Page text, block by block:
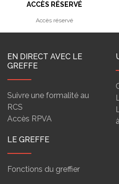
ACCÈS RÉSERVÉ
Accès réservé
EN DIRECT AVEC LE
GREFFE
Suivre une formalité au
RCS
Accès RPVA
LE GREFFE
Fonctions du greffier